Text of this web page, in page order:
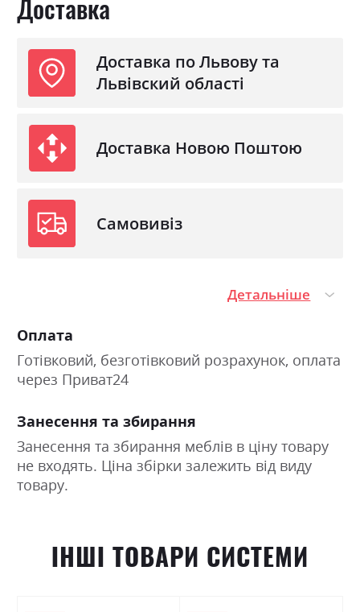
Доставка
Доставка по Львову та
Львівский області
Доставка Новою Поштою
Самовивіз
Детальніше
Оплата
Готівковий, безготівковий розрахунок, оплата
через Приват24
Занесення та збирання
Занесення та збирання меблів в ціну товару
не входять. Ціна збірки залежить від виду
товару.
ІНШІ ТОВАРИ СИСТЕМИ